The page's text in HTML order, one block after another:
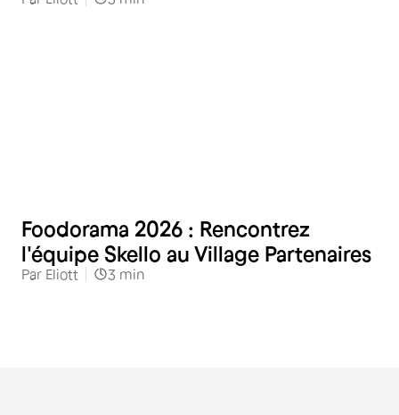
Foodorama 2026 : Rencontrez
l'équipe Skello au Village Partenaires
Par Eliott 3 min